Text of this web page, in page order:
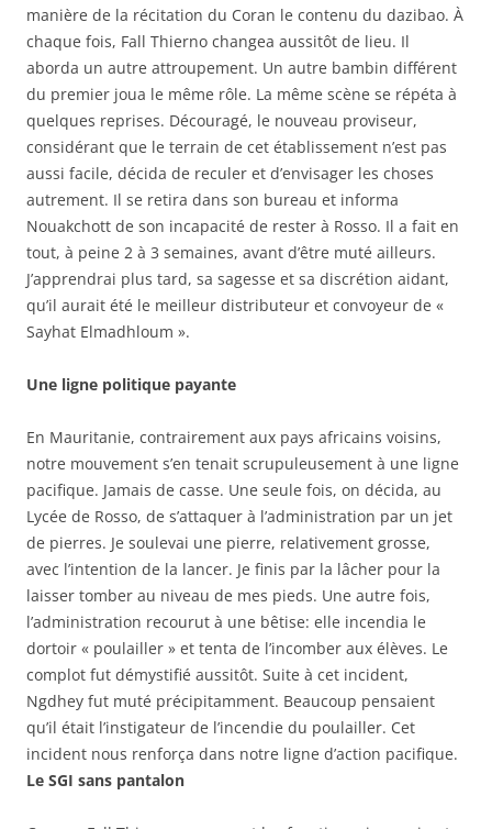
manière de la récitation du Coran le contenu du dazibao. À
chaque fois, Fall Thierno changea aussitôt de lieu. Il
aborda un autre attroupement. Un autre bambin différent
du premier joua le même rôle. La même scène se répéta à
quelques reprises. Découragé, le nouveau proviseur,
considérant que le terrain de cet établissement n’est pas
aussi facile, décida de reculer et d’envisager les choses
autrement. Il se retira dans son bureau et informa
Nouakchott de son incapacité de rester à Rosso. Il a fait en
tout, à peine 2 à 3 semaines, avant d’être muté ailleurs.
J’apprendrai plus tard, sa sagesse et sa discrétion aidant,
qu’il aurait été le meilleur distributeur et convoyeur de «
Sayhat Elmadhloum ».
Une ligne politique payante
En Mauritanie, contrairement aux pays africains voisins,
notre mouvement s’en tenait scrupuleusement à une ligne
pacifique. Jamais de casse. Une seule fois, on décida, au
Lycée de Rosso, de s’attaquer à l’administration par un jet
de pierres. Je soulevai une pierre, relativement grosse,
avec l’intention de la lancer. Je finis par la lâcher pour la
laisser tomber au niveau de mes pieds. Une autre fois,
l’administration recourut à une bêtise: elle incendia le
dortoir « poulailler » et tenta de l’incomber aux élèves. Le
complot fut démystifié aussitôt. Suite à cet incident,
Ngdhey fut muté précipitamment. Beaucoup pensaient
qu’il était l’instigateur de l’incendie du poulailler. Cet
incident nous renforça dans notre ligne d’action pacifique.
Le SGI sans pantalon